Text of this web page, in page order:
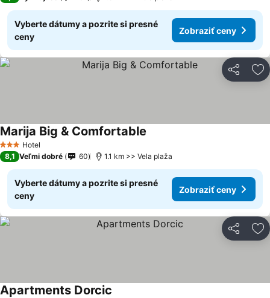
Vyberte dátumy a pozrite si presné
ceny
Zobraziť ceny
Zdieľať
3 Počet hviezdičiek
Hotel
Marija Big & Comfortable
8,1 Veľmi dobré 60 1.1 km >> Vela plaža
Vyberte dátumy a pozrite si presné
ceny
Zobraziť ceny
Zdieľať
Apartments Dorcic